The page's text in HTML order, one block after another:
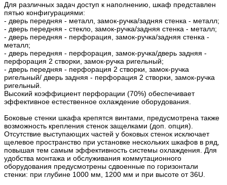
Для различных задач доступ к наполнению, шкаф представлен
пятью конфигурациями:
- дверь передняя - металл, замок-ручка/задняя стенка - металл;
- дверь передняя - стекло, замок-ручка/задняя стенка - металл;
- дверь передняя - перфорация, замок-ручка/задняя стенка -
металл;
- дверь передняя - перфорация, замок-ручка/дверь задняя -
перфорация 2 створки, замок-ручка ригельный;
- дверь передняя - перфорация 2 створки, замок-ручка
ригельный/ дверь задняя - перфорация 2 створки, замок-ручка
ригельный.
Высокий коэффициент перфорации (70%) обеспечивает
эффективное естественное охлаждение оборудования.
Боковые стенки шкафа крепятся винтами, предусмотрена также
возможность крепления стенок защелками (доп. опция).
Отсутствие выступающих частей у боковых стенок исключает
щелевое пространство при установке нескольких шкафов в ряд,
повышая тем самым эффективность системы охлаждения. Для
удобства монтажа и обслуживания коммутационного
оборудования предусмотрены сдвоенные по горизонтали
стенки: при глубине 1000 мм, 1200 мм и при высоте от 36U.